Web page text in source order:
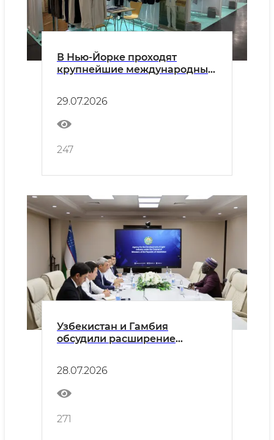
В Нью-Йорке проходят
крупнейшие международные
29.07.2026
247
Узбекистан и Гамбия
обсудили расширение
28.07.2026
271